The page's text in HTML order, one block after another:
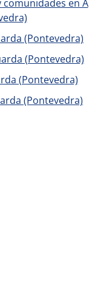
en A
(Pontevedra)
(Pontevedra)
(Pontevedra)
(Pontevedra)